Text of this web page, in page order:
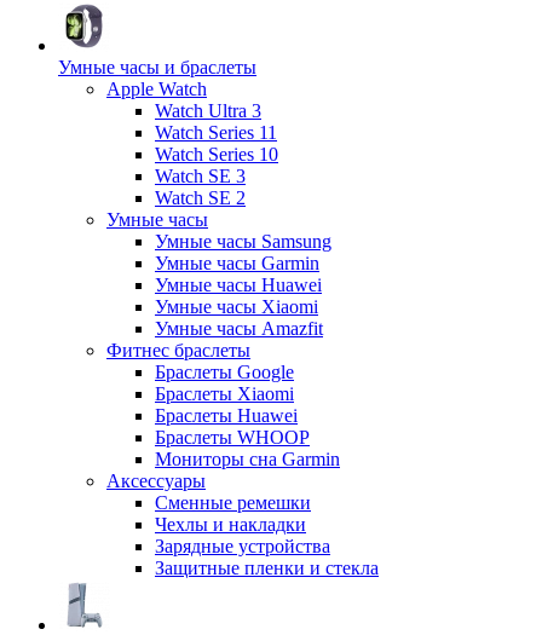
Умные часы и браслеты
Apple Watch
Watch Ultra 3
Watch Series 11
Watch Series 10
Watch SE 3
Watch SE 2
Умные часы
Умные часы Samsung
Умные часы Garmin
Умные часы Huawei
Умные часы Xiaomi
Умные часы Amazfit
Фитнес браслеты
Браслеты Google
Браслеты Xiaomi
Браслеты Huawei
Браслеты WHOOP
Мониторы сна Garmin
Аксессуары
Сменные ремешки
Чехлы и накладки
Зарядные устройства
Защитные пленки и стекла